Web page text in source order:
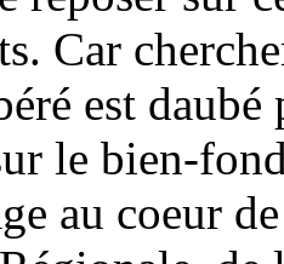
Car
est daubé
le bien-
au coeur